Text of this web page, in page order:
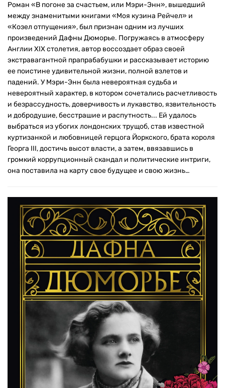
Роман «В погоне за счастьем, или Мэри-Энн», вышедший
между знаменитыми книгами «Моя кузина Рейчел» и
«Козел отпущения», был признан одним из лучших
произведений Дафны Дюморье. Погружаясь в атмосферу
Англии XIX столетия, автор воссоздает образ своей
экстравагантной прапрабабушки и рассказывает историю
ее поистине удивительной жизни, полной взлетов и
падений. У Мэри-Энн была невероятная судьба и
невероятный характер, в котором сочетались расчетливость
и безрассудность, доверчивость и лукавство, язвительность
и добродушие, бесстрашие и распутность... Ей удалось
выбраться из убогих лондонских трущоб, став известной
куртизанкой и любовницей герцога Йоркского, брата короля
Георга III, достичь высот власти, а затем, ввязавшись в
громкий коррупционный скандал и политические интриги,
она поставила на карту свое будущее и свою жизнь…